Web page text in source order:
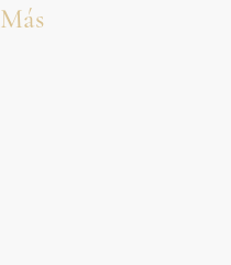
Más